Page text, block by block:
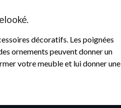
décoratifs. Les poignées
ornements peuvent donner un
votre meuble et lui donner une